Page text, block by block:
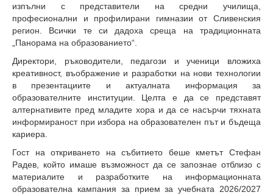
изпълни с представители на средни училища,
професионални и профилирани гимназии от Сливенския
регион. Всички те си дадоха среща на традиционната
„Панорама на образованието“.
Директори, ръководители, педагози и ученици вложиха
креативност, въображение и разработки на нови технологии
в презентациите и актуалната информация за
образователните институции. Целта е да се представят
алтернативите пред младите хора и да се насърчи тяхната
информираност при избора на образователен път и бъдеща
кариера.
Гост на откриването на събитието беше кметът Стефан
Радев, който имаше възможност да се запознае отблизо с
материалите и разработките на информационната
образователна кампания за прием за учебната 2026/2027